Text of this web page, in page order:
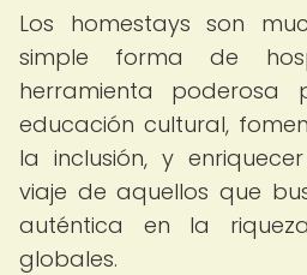
Los homestays son
simple forma de
herramienta poderosa
educación cultural,
la inclusión, y
viaje de aquellos que
auténtica en la
globales.